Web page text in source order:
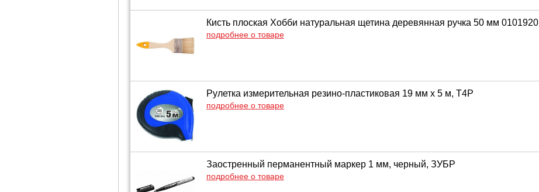
Кисть плоская Хобби натуральная щетина деревянная ручка 50 мм 0101920
подробнее о товаре
Рулетка измерительная резино-пластиковая 19 мм х 5 м, T4Р
подробнее о товаре
Заостренный перманентный маркер 1 мм, черный, ЗУБР
подробнее о товаре